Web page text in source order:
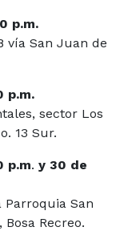
p.m.
vía San Juan de
p.m.
sector Los
13 Sur.
p.m. y 30 de
Parroquia San
Recreo.